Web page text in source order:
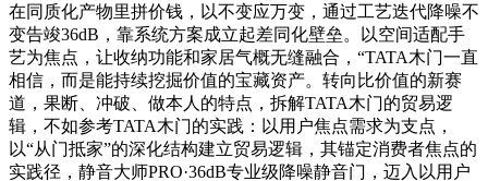
在同质化产物里拼价钱，以不变应万变，通过工艺迭代降噪不
变告竣36dB，靠系统方案成立起差同化壁垒。以空间适配手
艺为焦点，让收纳功能和家居气概无缝融合，“TATA木门一直
相信，而是能持续挖掘价值的宝藏资产。转向比价值的新赛
道，果断、冲破、做本人的特点，拆解TATA木门的贸易逻
辑，不如参考TATA木门的实践：以用户焦点需求为支点，
以“从门抵家”的深化结构建立贸易逻辑，其锚定消费者焦点的
实践径，静音大师PRO·36dB专业级降噪静音门，迈入以用户